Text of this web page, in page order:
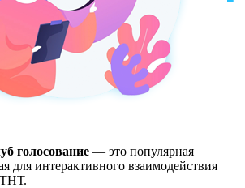
голосование — это популярная
для интерактивного взаимодействия
ТНТ.